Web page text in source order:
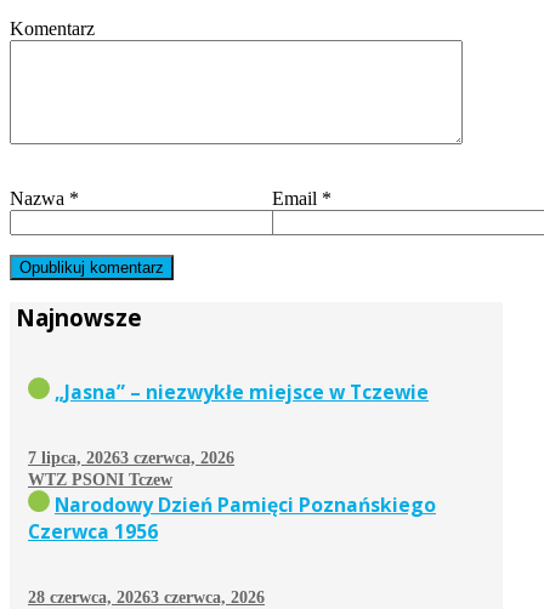
Komentarz
Nazwa * Email *
Najnowsze
„Jasna” – niezwykłe miejsce w Tczewie
7 lipca, 20263 czerwca, 2026
WTZ PSONI Tczew
Narodowy Dzień Pamięci Poznańskiego
Czerwca 1956
28 czerwca, 20263 czerwca, 2026